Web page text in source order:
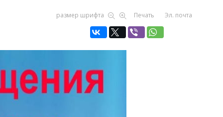
размер шрифта Печать Эл. почта